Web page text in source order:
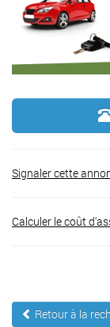
Signaler cette
Calculer le coût
Retour à la